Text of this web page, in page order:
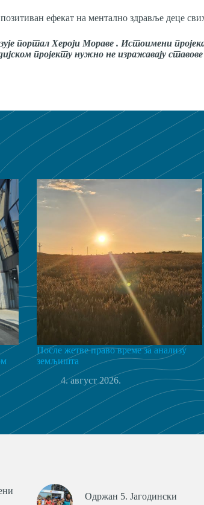
ефекат на ментално здравље деце
портал Хероји Мораве . Истоимени
пројекту нужно не изражавају ставове
После жетве право време за анализу
земљишта
4. август 2026.
Одржан 5. Јагодински